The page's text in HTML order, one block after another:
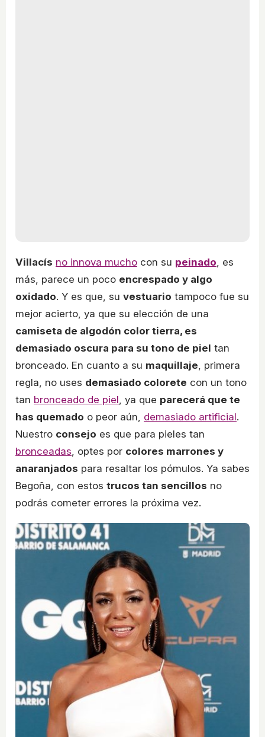
Villacís no innova mucho con su peinado, es
más, parece un poco encrespado y algo
oxidado. Y es que, su vestuario tampoco fue su
mejor acierto, ya que su elección de una
camiseta de algodón color tierra, es
demasiado oscura para su tono de piel tan
bronceado. En cuanto a su maquillaje, primera
regla, no uses demasiado colorete con un tono
tan bronceado de piel, ya que parecerá que te
has quemado o peor aún, demasiado artificial.
Nuestro consejo es que para pieles tan
bronceadas, optes por colores marrones y
anaranjados para resaltar los pómulos. Ya sabes
Begoña, con estos trucos tan sencillos no
podrás cometer errores la próxima vez.